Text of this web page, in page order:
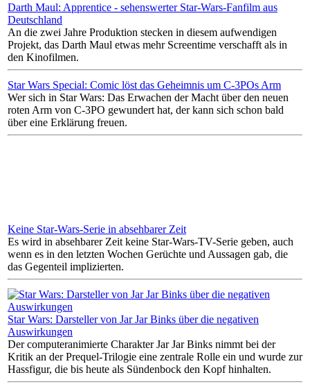
Darth Maul: Apprentice - sehenswerter Star-Wars-Fanfilm aus
Deutschland
An die zwei Jahre Produktion stecken in diesem aufwendigen
Projekt, das Darth Maul etwas mehr Screentime verschafft als in
den Kinofilmen.
Star Wars Special: Comic löst das Geheimnis um C-3POs Arm
Wer sich in Star Wars: Das Erwachen der Macht über den neuen
roten Arm von C-3PO gewundert hat, der kann sich schon bald
über eine Erklärung freuen.
Keine Star-Wars-Serie in absehbarer Zeit
Es wird in absehbarer Zeit keine Star-Wars-TV-Serie geben, auch
wenn es in den letzten Wochen Gerüchte und Aussagen gab, die
das Gegenteil implizierten.
Star Wars: Darsteller von Jar Jar Binks über die negativen
Auswirkungen
Der computeranimierte Charakter Jar Jar Binks nimmt bei der
Kritik an der Prequel-Trilogie eine zentrale Rolle ein und wurde zur
Hassfigur, die bis heute als Sündenbock den Kopf hinhalten.